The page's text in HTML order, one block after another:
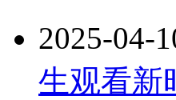
2025-04-
生观看新